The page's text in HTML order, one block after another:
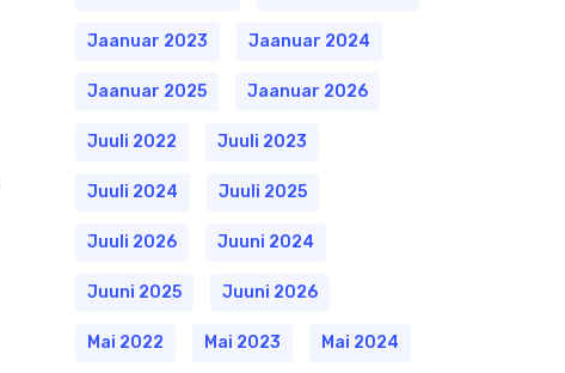
Jaanuar 2023 Jaanuar 2024
Jaanuar 2025 Jaanuar 2026
Juuli 2022 Juuli 2023
Juuli 2024 Juuli 2025
Juuli 2026 Juuni 2024
Juuni 2025 Juuni 2026
Mai 2022 Mai 2023 Mai 2024